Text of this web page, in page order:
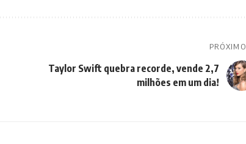
PRÓXIMO
Taylor Swift quebra recorde, vende 2,7
milhões em um dia!